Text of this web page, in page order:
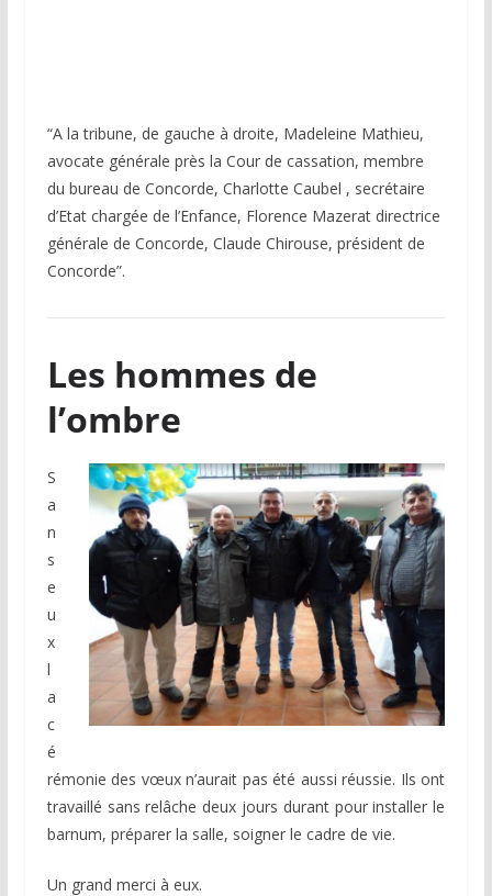
“A la tribune, de gauche à droite, Madeleine Mathieu,
avocate générale près la Cour de cassation, membre
du bureau de Concorde, Charlotte Caubel , secrétaire
d’Etat chargée de l’Enfance, Florence Mazerat directrice
générale de Concorde, Claude Chirouse, président de
Concorde”.
Les hommes de
l’ombre
S
a
n
s
e
u
x
l
a
c
é
rémonie des vœux n’aurait pas été aussi réussie. Ils ont
travaillé sans relâche deux jours durant pour installer le
barnum, préparer la salle, soigner le cadre de vie.
Un grand merci à eux.